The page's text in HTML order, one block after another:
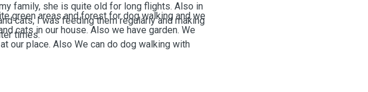
family, she is quite old for long flights. Also in
cats, I was feeding them regularly and making
times.
green areas and forest for dogwalking and we
cats in our house. Also we have garden. We
our place. Also We can do dog walking with